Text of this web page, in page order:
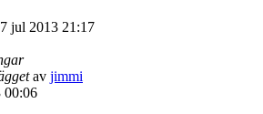
jul 2013 21:17
av jimmi
00:06